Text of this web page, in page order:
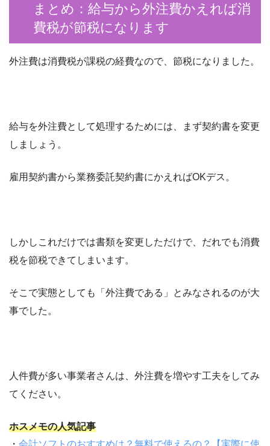
まとめ：給与から外注費かえれば消
費税が節税になります
外注費は消費税が課税の経費なので、節税になりました。
給与を外注費として処理するためには、まず契約書を変更
しましょう。
雇用契約書から業務委託契約書にかえればOKデス。
しかしこれだけでは書類を変更しただけで、だれでも消費
税を節税できてしまいます。
そこで実態としても「外注費である」とみなされるのが大
事でした。
人件費が多い事業者さんは、外注費を増やす工夫をしてみ
てください。
ホスメモの人気記事